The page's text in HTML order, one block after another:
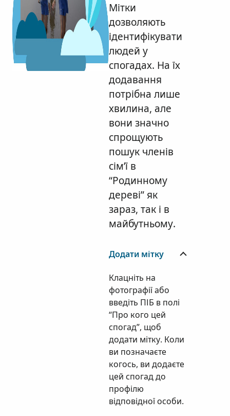
Мітки
дозволяють
ідентифікувати
людей у
спогадах. На їх
додавання
потрібна лише
хвилина, але
вони значно
спрощують
пошук членів
сім’ї в
“Родинному
дереві” як
зараз, так і в
майбутньому.
Додати мітку
Клацніть на
фотографії або
введіть ПІБ в полі
“Про кого цей
спогад”, щоб
додати мітку. Коли
ви позначаєте
когось, ви додаєте
цей спогад до
профілю
відповідної особи.